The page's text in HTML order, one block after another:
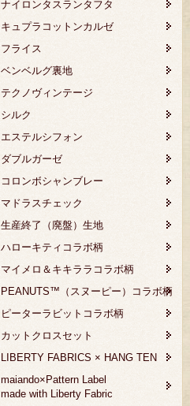
ナイロンタスランタフタ
キュプラコットンカルゼ
フライス
ベンベルグ裏地
テクノヴィンテージ
シルク
エステルシフォン
ダブルガーゼ
コロンボシャンブレー
マドラスチェック
生産終了（廃盤）生地
ハローキティコラボ柄
マイメロ＆キキララコラボ柄
PEANUTS™（スヌーピー）コラボ柄
ピーターラビットコラボ柄
カットクロスセット
LIBERTY FABRICS × HANG TEN
maiando×Pattern Label
made with Liberty Fabric